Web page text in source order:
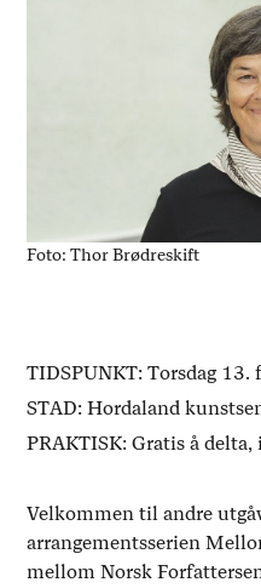
Foto: Thor Brødreskift
TIDSPUNKT: Torsdag
STAD: Hordaland
PRAKTISK: Gratis å
Velkommen til andre
arrangementsserien
mellom Norsk